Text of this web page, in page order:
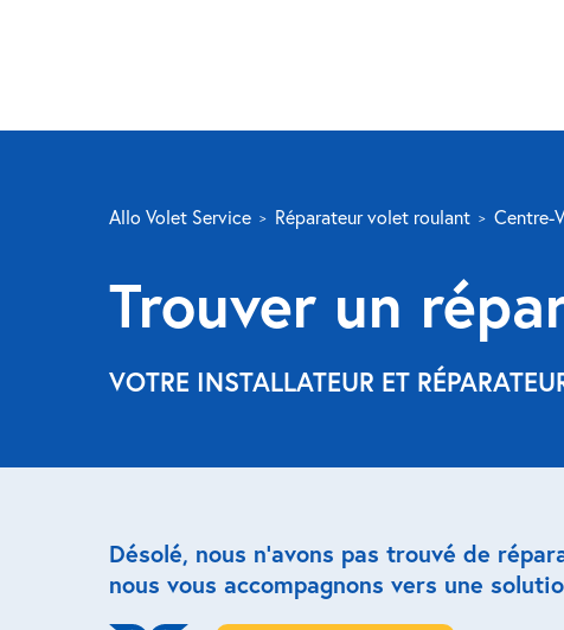
Allo Volet Service Réparateur volet roulant Centre-
Trouver un
VOTRE INSTALLATEUR ET
Désolé, nous n’avons pas trouvé de
nous vous accompagnons vers une